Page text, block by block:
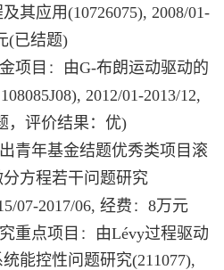
其应用(10726075), 2008/01-
(已结题)
项目 ： 由G-布朗运动驱动的
, 2012/01-2013/12,
，评价结果：优)
青年基金结题优秀类项目滚
分方程若干问题研究
07-2017/06, 经费 ： 8万元
重点项目 ： 由Lévy过程驱动
能控性问题研究(211077),